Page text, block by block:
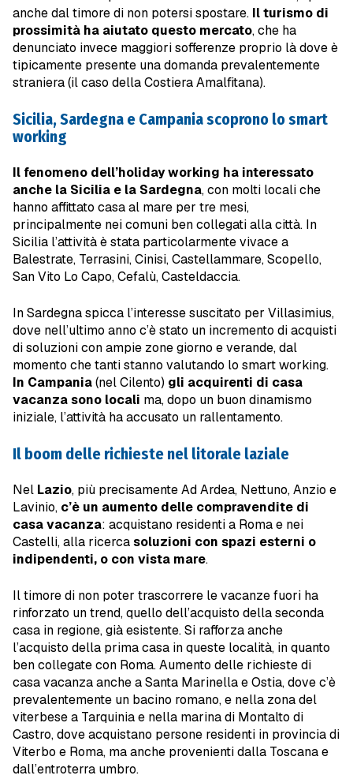
anche dal timore di non potersi spostare. Il turismo di
prossimità ha aiutato questo mercato, che ha
denunciato invece maggiori sofferenze proprio là dove è
tipicamente presente una domanda prevalentemente
straniera (il caso della Costiera Amalfitana).
Sicilia, Sardegna e Campania scoprono lo smart
working
Il fenomeno dell’holiday working ha interessato
anche la Sicilia e la Sardegna, con molti locali che
hanno affittato casa al mare per tre mesi,
principalmente nei comuni ben collegati alla città. In
Sicilia l’attività è stata particolarmente vivace a
Balestrate, Terrasini, Cinisi, Castellammare, Scopello,
San Vito Lo Capo, Cefalù, Casteldaccia.
In Sardegna spicca l’interesse suscitato per Villasimius,
dove nell’ultimo anno c’è stato un incremento di acquisti
di soluzioni con ampie zone giorno e verande, dal
momento che tanti stanno valutando lo smart working.
In Campania(nel Cilento) gli acquirenti di casa
vacanza sono locali ma, dopo un buon dinamismo
iniziale, l’attività ha accusato un rallentamento.
Il boom delle richieste nel litorale laziale
Nel Lazio, più precisamente Ad Ardea, Nettuno, Anzio e
Lavinio, c’è un aumento delle compravendite di
casa vacanza: acquistano residenti a Roma e nei
Castelli, alla ricercasoluzioni con spazi esterni o
indipendenti, o con vista mare.
Il timore di non poter trascorrere le vacanze fuori ha
rinforzato un trend, quello dell’acquisto della seconda
casa in regione, già esistente. Si rafforza anche
l’acquisto della prima casa in queste località, in quanto
ben collegate con Roma. Aumento delle richieste di
casa vacanza anche a Santa Marinella e Ostia, dove c’è
prevalentemente un bacino romano, e nella zona del
viterbese a Tarquinia e nella marina di Montalto di
Castro, dove acquistano persone residenti in provincia di
Viterbo e Roma, ma anche provenienti dalla Toscana e
dall’entroterra umbro.